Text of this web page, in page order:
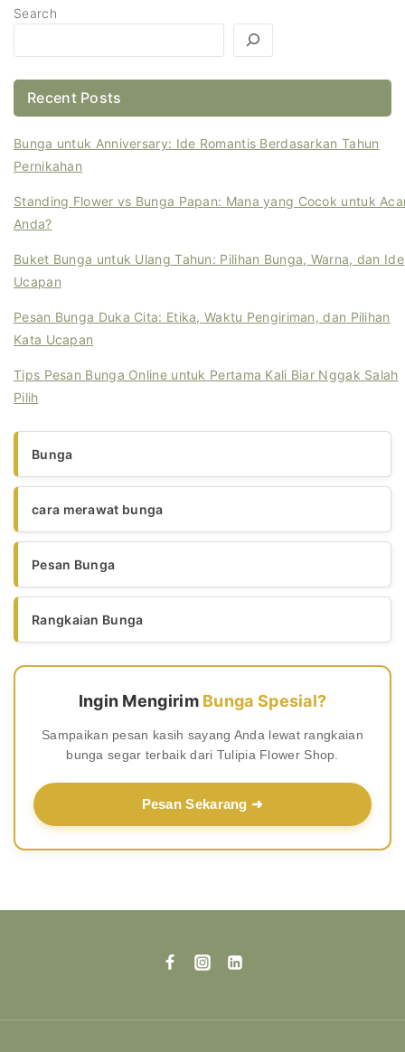
Search
Recent Posts
Bunga untuk Anniversary: Ide Romantis Berdasarkan Tahun
Pernikahan
Standing Flower vs Bunga Papan: Mana yang Cocok untuk
Anda?
Buket Bunga untuk Ulang Tahun: Pilihan Bunga, Warna, dan Ide
Ucapan
Pesan Bunga Duka Cita: Etika, Waktu Pengiriman, dan Pilihan
Kata Ucapan
Tips Pesan Bunga Online untuk Pertama Kali Biar Nggak Salah
Pilih
Bunga
cara merawat bunga
Pesan Bunga
Rangkaian Bunga
Ingin Mengirim Bunga Spesial?
Sampaikan pesan kasih sayang Anda lewat rangkaian
bunga segar terbaik dari Tulipia Flower Shop.
Pesan Sekarang ➜